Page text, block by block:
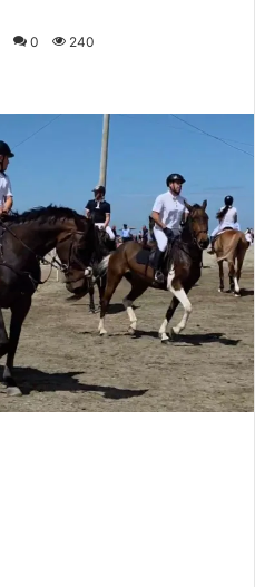
0 240